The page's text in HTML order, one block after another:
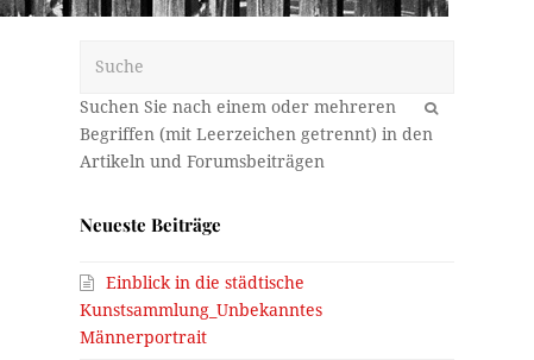
OK
Neueste Beiträge
Einblick in die städtische
Kunstsammlung_Unbekanntes
Männerportrait